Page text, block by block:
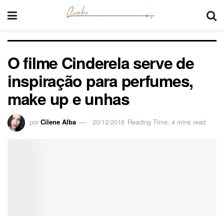
O filme Cinderela serve de
inspiração para perfumes,
make up e unhas
por Cilene Alba 20/12/2016 Reading Time: 4 mins read